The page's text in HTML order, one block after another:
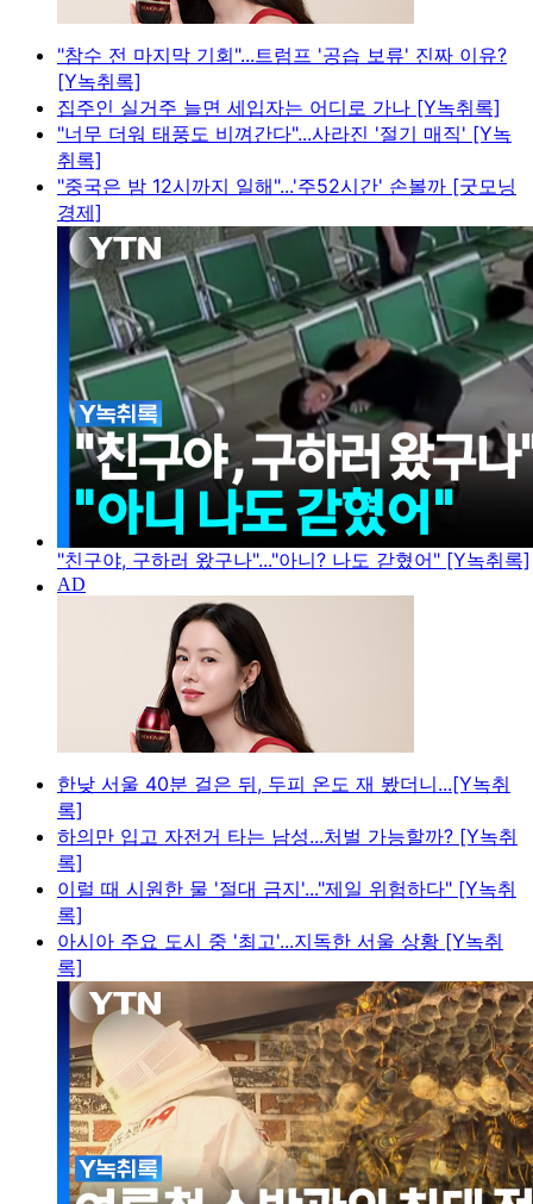
"참수 전 마지막 기회"...트럼프 '공습 보류' 진짜 이유?
[Y녹취록]
집주인 실거주 늘면 세입자는 어디로 가나 [Y녹취록]
"너무 더워 태풍도 비껴간다"...사라진 '절기 매직' [Y녹
취록]
"중국은 밤 12시까지 일해"...'주52시간' 손볼까 [굿모닝
경제]
"친구야, 구하러 왔구나"..."아니? 나도 갇혔어" [Y녹취록]
한낮 서울 40분 걸은 뒤, 두피 온도 재 봤더니...[Y녹취
록]
하의만 입고 자전거 타는 남성...처벌 가능할까? [Y녹취
록]
이럴 때 시원한 물 '절대 금지'..."제일 위험하다" [Y녹취
록]
아시아 주요 도시 중 '최고'...지독한 서울 상황 [Y녹취
록]